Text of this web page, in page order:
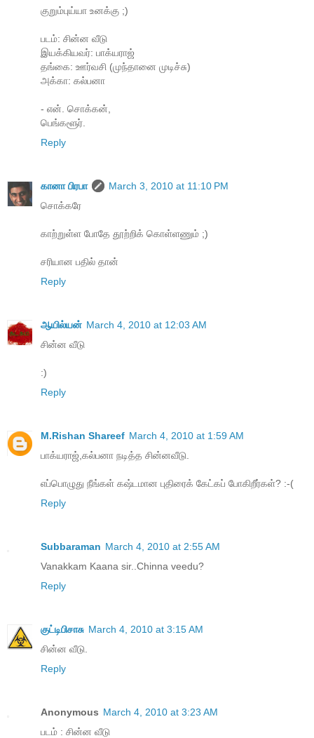
குறும்புய்யா உனக்கு ;)
படம்: சின்ன வீடு
இயக்கியவர்: பாக்யராஜ்
தங்கை: ஊர்வசி (முந்தானை முடிச்சு)
அக்கா: கல்பனா
- என். சொக்கன்,
பெங்களூர்.
Reply
கானா பிரபா
March 3, 2010 at 11:10 PM
சொக்கரே
காற்றுள்ள போதே தூற்றிக் கொள்ளணும் ;)
சரியான பதில் தான்
Reply
ஆயில்யன் March 4, 2010 at 12:03 AM
சின்ன வீடு
:)
Reply
M.Rishan Shareef March 4, 2010 at 1:59 AM
பாக்யராஜ்,கல்பனா நடித்த சின்னவீடு.
எப்பொழுது நீங்கள் கஷ்டமான புதிரைக் கேட்கப் போகிறீர்கள்? :-(
Reply
Subbaraman March 4, 2010 at 2:55 AM
Vanakkam Kaana sir..Chinna veedu?
Reply
குட்டிபிசாசு March 4, 2010 at 3:15 AM
சின்ன வீடு.
Reply
Anonymous March 4, 2010 at 3:23 AM
படம் : சின்ன வீடு